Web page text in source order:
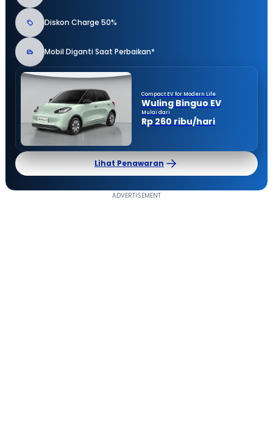
Diskon Charge 50%
Mobil Diganti Saat Perbaikan*
Compact EV for Modern Life
Wuling Binguo EV
Mulai dari
Rp 260 ribu/hari
Lihat Penawaran